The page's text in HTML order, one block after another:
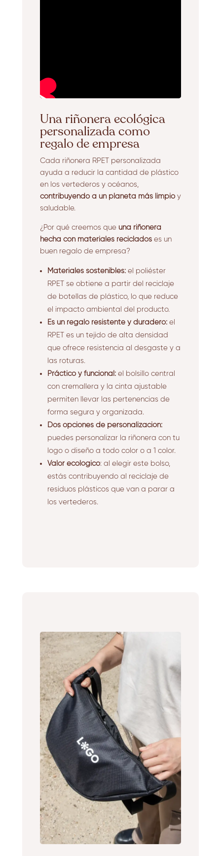
Una riñonera ecológica
personalizada como
regalo de empresa
Cada riñonera RPET personalizada
ayuda a reducir la cantidad de plástico
en los vertederos y océanos,
contribuyendo a un planeta más limpioy
saludable.
¿Por qué creemos que una riñonera
hecha con materiales recicladoses un
buen regalo de empresa?
Materiales sostenibles:el poliéster
RPET se obtiene a partir del reciclaje
de botellas de plástico, lo que reduce
el impacto ambiental del producto.
Es un regalo resistente y duradero:el
RPET es un tejido de alta densidad
que ofrece resistencia al desgaste y a
las roturas.
Práctico y funcional:el bolsillo central
con cremallera y la cinta ajustable
permiten llevar las pertenencias de
forma segura y organizada.
Dos opciones de personalización:
puedes personalizar la riñonera con tu
logo o diseño a todo color o a 1 color.
Valor ecológico: al elegir este bolso,
estás contribuyendo al reciclaje de
residuos plásticos que van a parar a
los vertederos.